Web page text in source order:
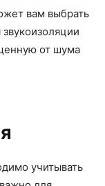
вам выбрать
от шума
учитывать